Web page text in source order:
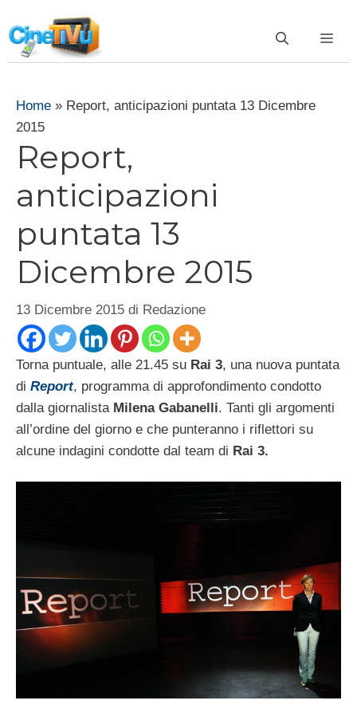
al
contenuto
Home » Report, anticipazioni puntata 13 Dicembre
2015
Report,
anticipazioni
puntata 13
Dicembre 2015
13 Dicembre 2015 di Redazione
Torna puntuale, alle 21.45 su Rai 3, una nuova puntata
di Report, programma di approfondimento condotto
dalla giornalista Milena Gabanelli. Tanti gli argomenti
all’ordine del giorno e che punteranno i riflettori su
alcune indagini condotte dal team di Rai 3.